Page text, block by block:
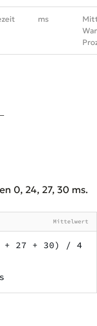
ms
0, 24, 27, 30 ms.
Mittelwert
+ 27 + 30) / 4